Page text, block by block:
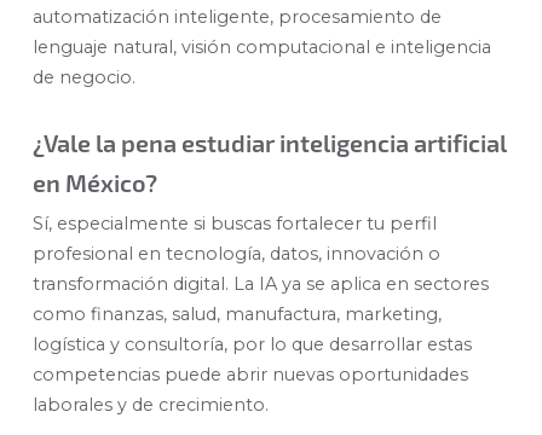
automatización inteligente, procesamiento de
lenguaje natural, visión computacional e inteligencia
de negocio.
¿Vale la pena estudiar inteligencia artificial
en México?
Sí, especialmente si buscas fortalecer tu perfil
profesional en tecnología, datos, innovación o
transformación digital. La IA ya se aplica en sectores
como finanzas, salud, manufactura, marketing,
logística y consultoría, por lo que desarrollar estas
competencias puede abrir nuevas oportunidades
laborales y de crecimiento.